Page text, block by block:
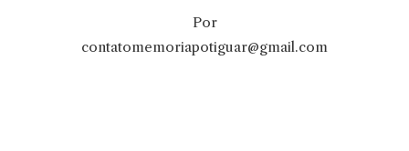
Por
contatomemoriapotiguar@gmail.com